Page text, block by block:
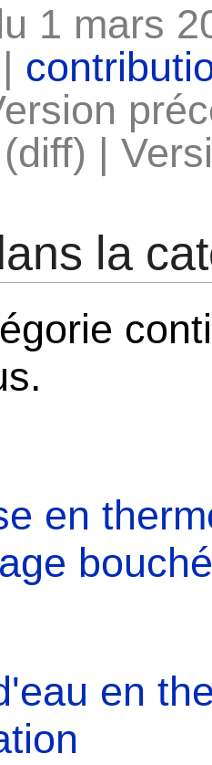
1 mars
|
|
la
en
en